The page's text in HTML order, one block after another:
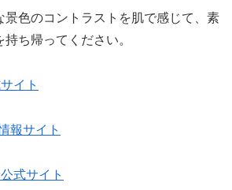
色のコントラストを肌で感じて、素
ち帰ってください。
イト
報サイト
式サイト